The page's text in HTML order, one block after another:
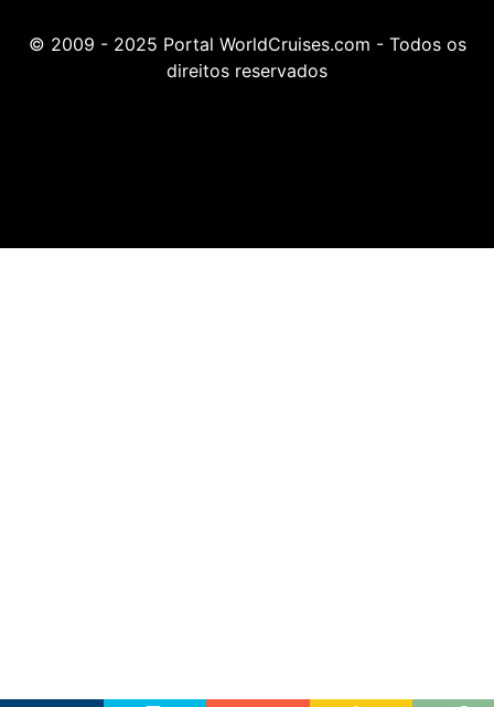
© 2009 - 2025 Portal WorldCruises.com - Todos os
direitos reservados